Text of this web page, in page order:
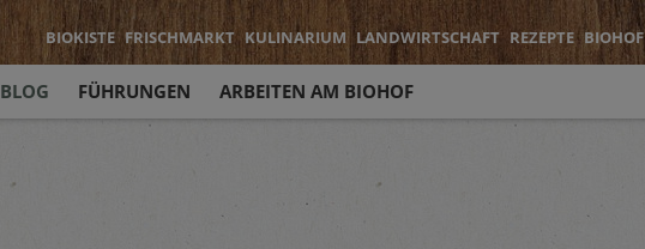
BIOKISTE FRISCHMARKT KULINARIUM LANDWIRTSCHAFT REZEPTE BIOHOF
BLOG FÜHRUNGEN ARBEITEN AM BIOHOF